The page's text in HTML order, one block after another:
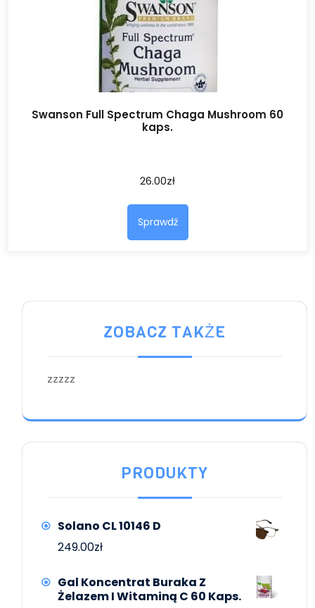
Swanson Full Spectrum Chaga Mushroom 60
kaps.
26.00zł
Sprawdź
ZOBACZ TAKŻE
zzzzz
PRODUKTY
Solano CL 10146 D
249.00zł
Gal Koncentrat Buraka Z
Żelazem I Witaminą C 60 Kaps.